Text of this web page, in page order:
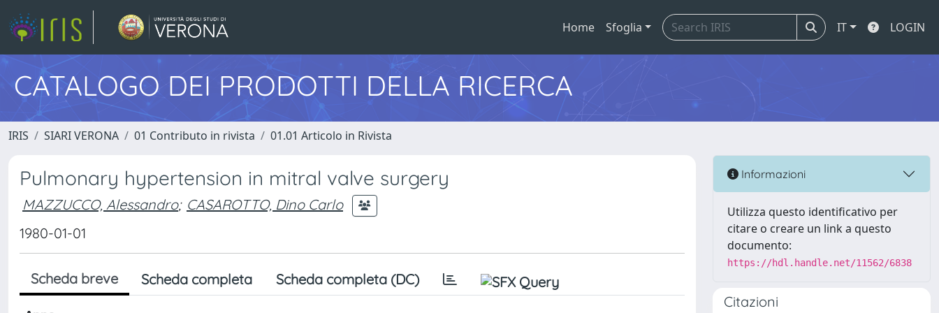
Home Sfoglia IT LOGIN
CATALOGO DEI PRODOTTI DELLA RICERCA
IRIS SIARI VERONA 01 Contributo in rivista 01.01 Articolo in Rivista
Pulmonary hypertension in mitral valve surgery
MAZZUCCO, Alessandro; CASAROTTO, Dino Carlo
1980-01-01
Scheda breve Scheda completa Scheda completa (DC)
Informazioni
Utilizza questo identificativo per
citare o creare un link a questo
documento:
https://hdl.handle.net/11562/6838
Citazioni